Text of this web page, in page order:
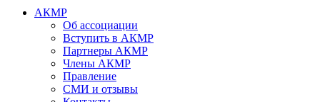
АКМР
Об ассоциации
Вступить в АКМР
Партнеры АКМР
Члены АКМР
Правление
СМИ и отзывы